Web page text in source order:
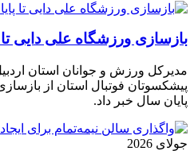
بازسازی ورزشگاه علی دایی
مدیرکل ورزش و جوانان استان
پیشکسوتان فوتبال استان از
پایان سال خبر داد.
جولای 2026